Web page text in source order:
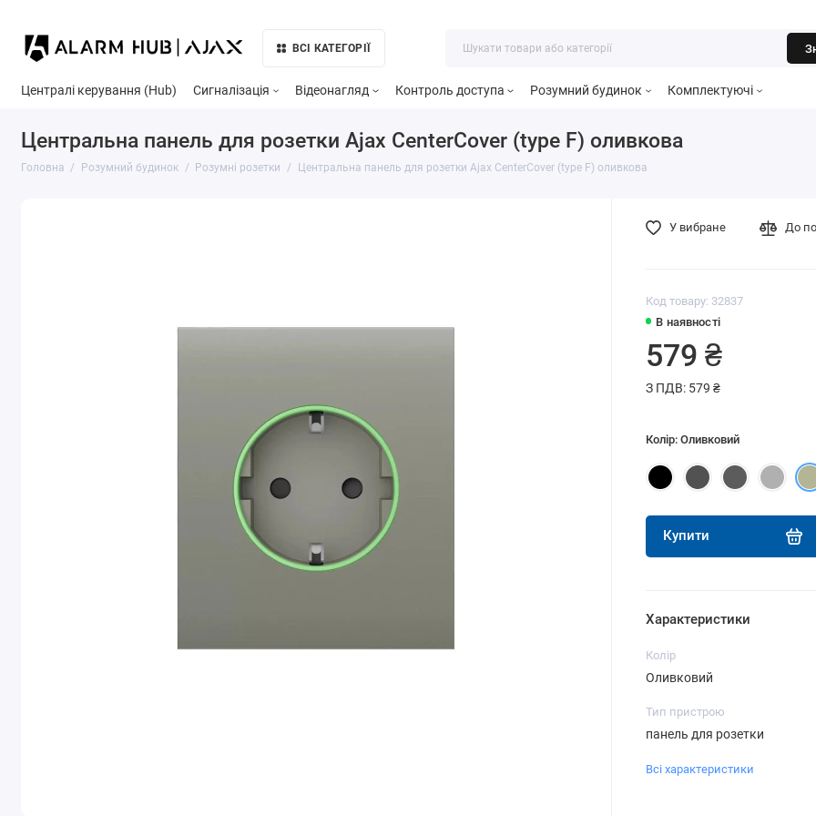
ВСІ КАТЕГОРІЇ
Централі керування (Hub) Сигналізація Відеонагляд Контроль доступа Розумний будинок Комплектуючі
Центральна панель для розетки Ajax CenterCover (type F) оливкова
Головна Розумний будинок Розумні розетки Центральна панель для розетки Ajax CenterCover (type F) оливкова
Код товару: 32837
В наявності
579 ₴
З ПДВ: 579 ₴
Колір: Оливковий
Купити
У вибране До
Характеристики
Колір
Оливковий
Тип пристрою
панель для розетки
Всі характеристики